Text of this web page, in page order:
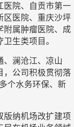
医院、自贡市第一
区医院、重庆沙坪
附属肿瘤医院、成
生类项目。
澜沧江、凉山
，公司积极贯彻落
个水务环保、新
纳机场改扩建项